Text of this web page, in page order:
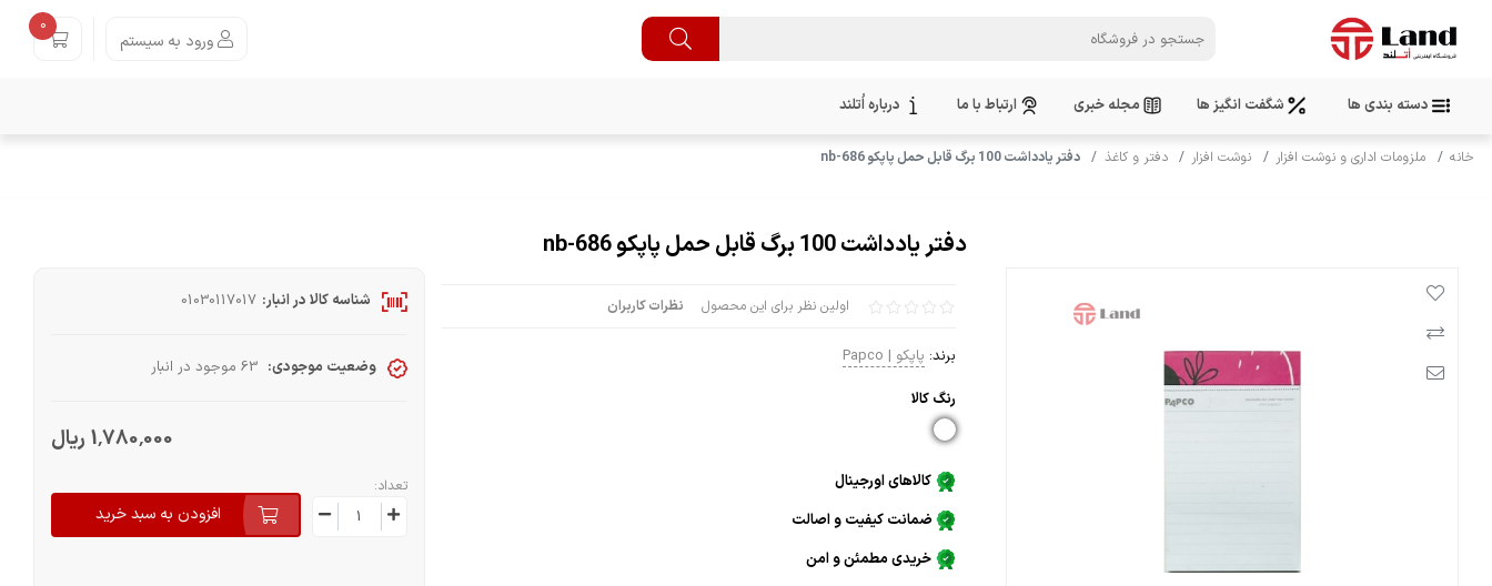
ورود به سیستم
0
دسته بندی ها شگفت انگیز ها مجله خبری ارتباط با ما درباره اُتلند
خانه ملزومات اداری و نوشت افزار نوشت افزار دفتر و کاغذ دفتر یادداشت 100 برگ قابل حمل پاپکو nb-686
دفتر یادداشت 100 برگ قابل حمل پاپکو nb-686
اولین نظر برای این محصول نظرات کاربران
برند: پاپکو | Papco
رنگ كالا
کالاهای اورجینال
ضمانت کیفیت و اصالت
خریدی مطمئن و امن
شناسه کالا در انبار: 01030117017
وضعیت موجودی: 63 موجود در انبار
1٬780٬000 ریال
تعداد:
افزودن به سبد خرید